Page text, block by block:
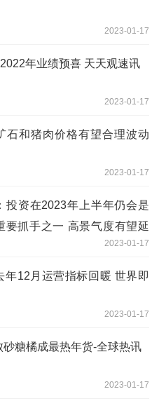
2023-01-17
年业绩预喜 天天观速讯
2023-01-17
石和猪肉价格有望合理波动
2023-01-17
投资在2023年上半年仍会是
要抓手之一 高景气度有望延
2023-01-17
年12月运营指标回暖 世界即
2023-01-17
砂糖橘成最热年货-全球热讯
2023-01-17